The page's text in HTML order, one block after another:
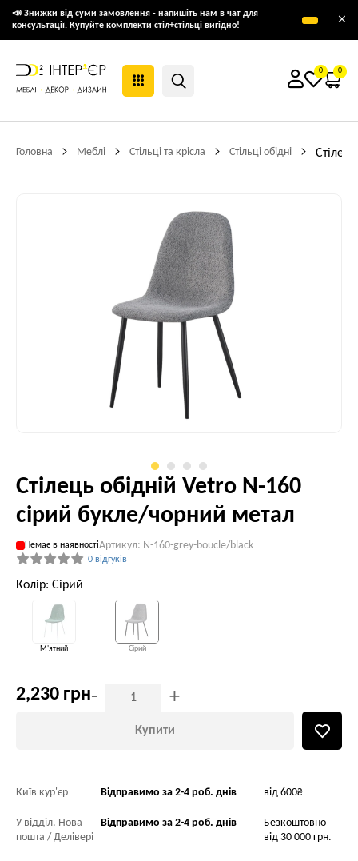
📣 Знижки від суми замовлення - напишіть нам в чат для
консультації. Купуйте комплекти стіл+стільці вигідно!
×
0 0
Головна Меблі Стільці та крісла Стільці обідні
Стілець обідній Vetro N-160
сірий букле/чорний метал
Немає в наявностіАртикул: N-160-grey-boucle/black
0 відгуків
Колір: Сірий
М'ятний Сірий
2,230 грн- +
Купити
Київ кур'єр Відправимо за 2-4 роб. днів від 600₴
У відділ. Нова
пошта / Делівері
Відправимо за 2-4 роб. днів
Безкоштовно
від 30 000 грн.